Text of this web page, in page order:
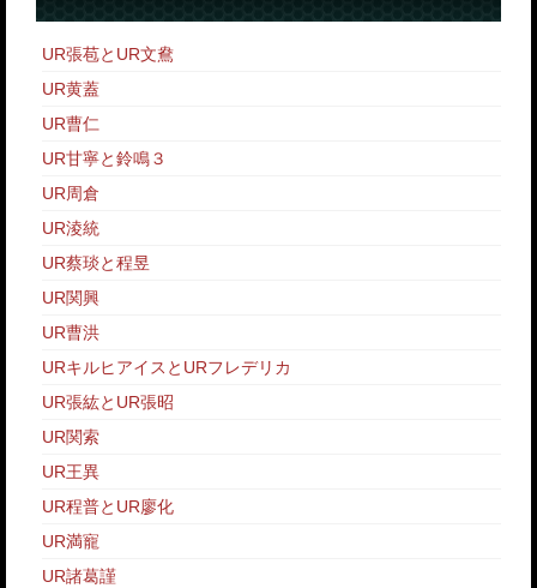
UR張苞とUR文鴦
UR黄蓋
UR曹仁
UR甘寧と鈴鳴３
UR周倉
UR淩統
UR蔡琰と程昱
UR関興
UR曹洪
URキルヒアイスとURフレデリカ
UR張紘とUR張昭
UR関索
UR王異
UR程普とUR廖化
UR満寵
UR諸葛謹